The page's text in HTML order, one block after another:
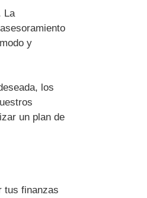
La
y
los
un plan de
tus finanzas